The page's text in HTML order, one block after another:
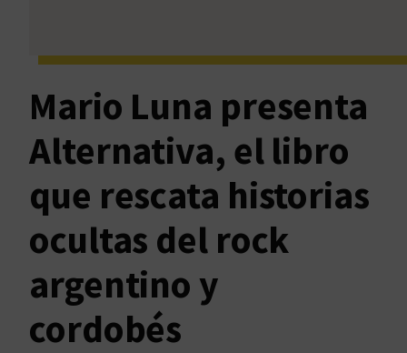
Mario Luna presenta
Alternativa, el libro
que rescata historias
ocultas del rock
argentino y
cordobés